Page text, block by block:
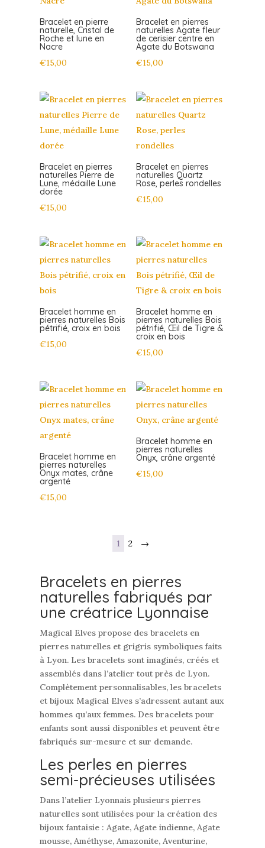
Bracelet en pierre
naturelle, Cristal de
Roche et lune en
Nacre
€15,00
Bracelet en pierres
naturelles Agate fleur
de cerisier centre en
Agate du Botswana
€15,00
Bracelet en pierres
naturelles Pierre de
Lune, médaille Lune
dorée
€15,00
Bracelet en pierres
naturelles Quartz
Rose, perles rondelles
€15,00
Bracelet homme en
pierres naturelles Bois
pétrifié, croix en bois
€15,00
Bracelet homme en
pierres naturelles Bois
pétrifié, Œil de Tigre &
croix en bois
€15,00
Bracelet homme en
pierres naturelles
Onyx mates, crâne
argenté
€15,00
Bracelet homme en
pierres naturelles
Onyx, crâne argenté
€15,00
1 2 →
Bracelets en pierres
naturelles fabriqués par
une créatrice Lyonnaise
Magical Elves propose des bracelets en
pierres naturelles et grigris symboliques faits
à Lyon. Les bracelets sont imaginés, créés et
assemblés dans l’atelier tout près de Lyon.
Complètement personnalisables, les bracelets
et bijoux Magical Elves s’adressent autant aux
hommes qu’aux femmes. Des bracelets pour
enfants sont aussi disponibles et peuvent être
fabriqués sur-mesure et sur demande.
Les perles en pierres
semi-précieuses utilisées
Dans l’atelier Lyonnais plusieurs pierres
naturelles sont utilisées pour la création des
bijoux fantaisie : Agate, Agate indienne, Agate
mousse, Améthyse, Amazonite, Aventurine,